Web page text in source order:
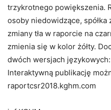
trzykrotnego powiększenia.
osoby niedowidzące,
zmiany tła w raporcie na
zmienia się w kolor żółty.
dwóch wersjach
Interaktywną publikację
raportcsr2018.kghm.com